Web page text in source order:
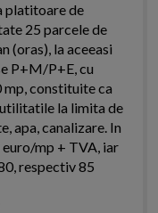
platitoare de
25 parcele de
(oras), la aceeasi
P+M/P+E, cu
constituite ca
la limita de
apa, canalizare. In
mp + TVA, iar
respectiv 85